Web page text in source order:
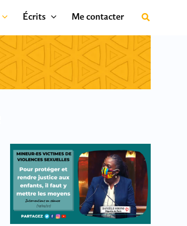
Écrits Me contacter